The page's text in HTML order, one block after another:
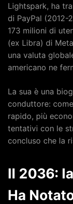
Lightspark, ha
di PayPal (2012-
173 milioni di
(ex Libra) di
una valuta
americano ne
La sua è una
conduttore:
rapido, più
tentativi con le
concluso che la
Il 2036:
Ha